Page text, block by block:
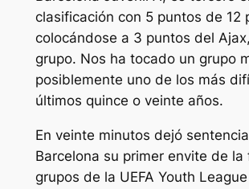
clasificación con 5 puntos de 12
colocándose a 3 puntos del
grupo. Nos ha tocado un grupo
posiblemente uno de los más
últimos quince o veinte años.
En veinte minutos dejó
Barcelona su primer envite de la
grupos de la UEFA Youth